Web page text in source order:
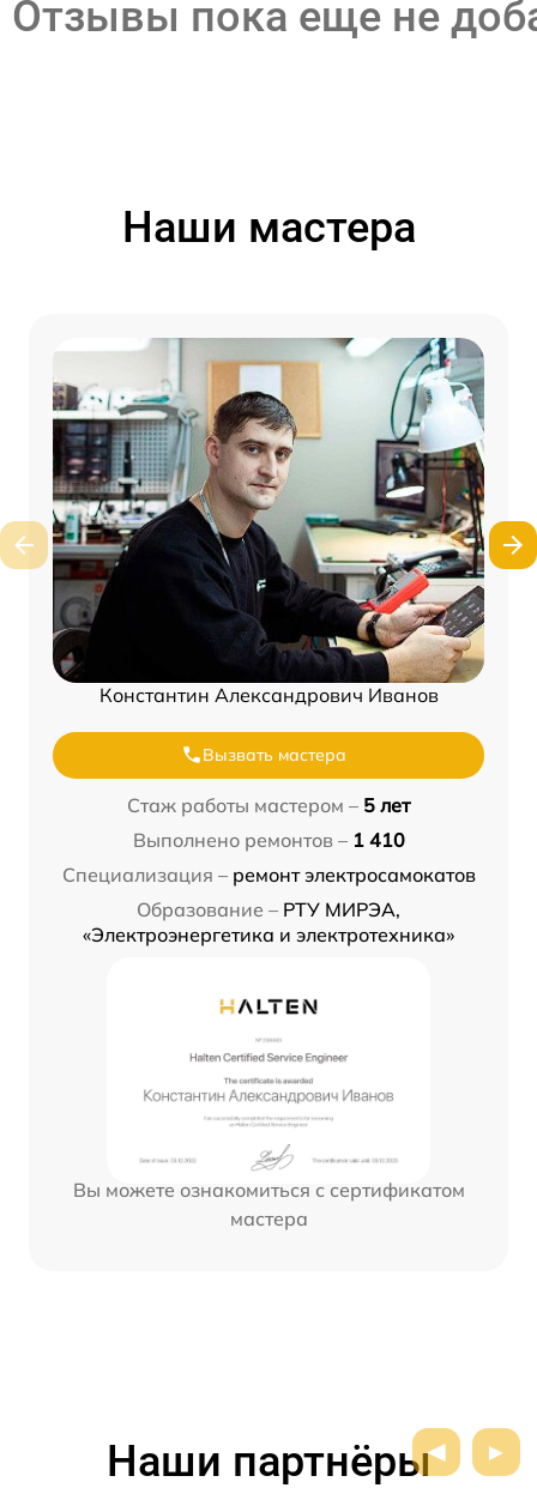
Отзывы пока еще не
Наши мастера
Константин Александрович Иванов
Вызвать мастера
Стаж работы мастером – 5 лет
Выполнено ремонтов – 1 410
Специализация – ремонт электросамокатов
Образование – РТУ МИРЭА,
«Электроэнергетика и электротехника»
Вы можете ознакомиться с сертификатом
мастера
Наши партнёры